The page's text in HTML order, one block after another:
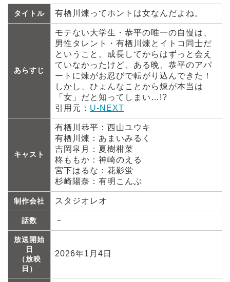
タイトル 有栖川煉ってホントは女なんだよね。
あらすじ
モテない大学生・恭平の唯一の自慢は、
男性タレント・有栖川煉とイトコ同士だ
ということ。成長してからはずっと会え
ていなかったけど、ある晩、恭平のアパ
ートに煉がお忍びで転がり込んできた！
しかし、ひょんなことから煉が本当は
「女」だと知ってしまい…!?
引用元： U-NEXT
キャスト
有栖川恭平：西山ユウキ
有栖川煉：あまいみるく
吉岡皐月：夏樹柑菜
柊ももか：神崎のえる
宮下はるな：花影蛍
杉崎陽奈：有明こんぶ
制作会社 スタジオレオ
話数 －
放送開始
日
（放映
日）
2026年1月4日